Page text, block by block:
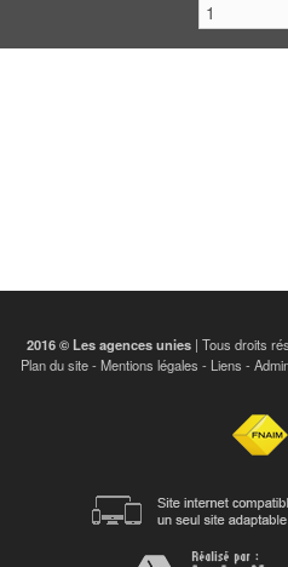
2016 © Les agences unies | Tous droits
Plan du site- Mentions légales - Liens -